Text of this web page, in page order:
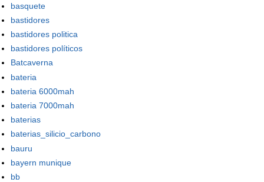
basquete
bastidores
bastidores politica
bastidores políticos
Batcaverna
bateria
bateria 6000mah
bateria 7000mah
baterias
baterias_silicio_carbono
bauru
bayern munique
bb